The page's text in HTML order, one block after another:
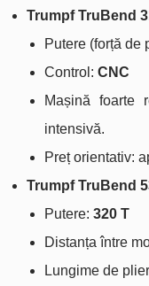
Trumpf TruBend
Putere (forță de
Control: CNC
Mașină foarte
intensivă.
Preț orientativ:
Trumpf TruBend
Putere: 320 T
Distanța între
Lungime de